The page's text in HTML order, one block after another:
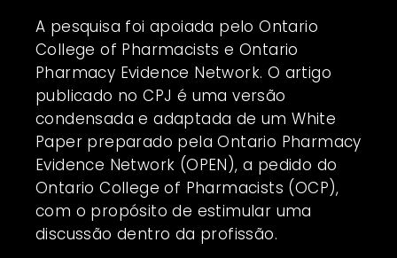
A pesquisa foi apoiada pelo Ontario
College of Pharmacists e Ontario
Pharmacy Evidence Network. O artigo
publicado no CPJ é uma versão
condensada e adaptada de um White
Paper preparado pela Ontario Pharmacy
Evidence Network (OPEN), a pedido do
Ontario College of Pharmacists (OCP),
com o propósito de estimular uma
discussão dentro da profissão.